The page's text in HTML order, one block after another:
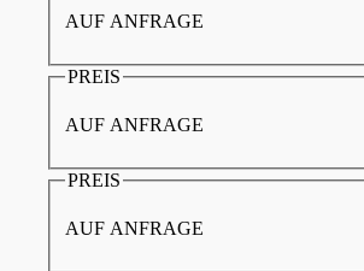
AUF ANFRAGE
PREIS
AUF ANFRAGE
PREIS
AUF ANFRAGE